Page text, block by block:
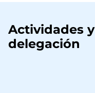
Actividades
delegación